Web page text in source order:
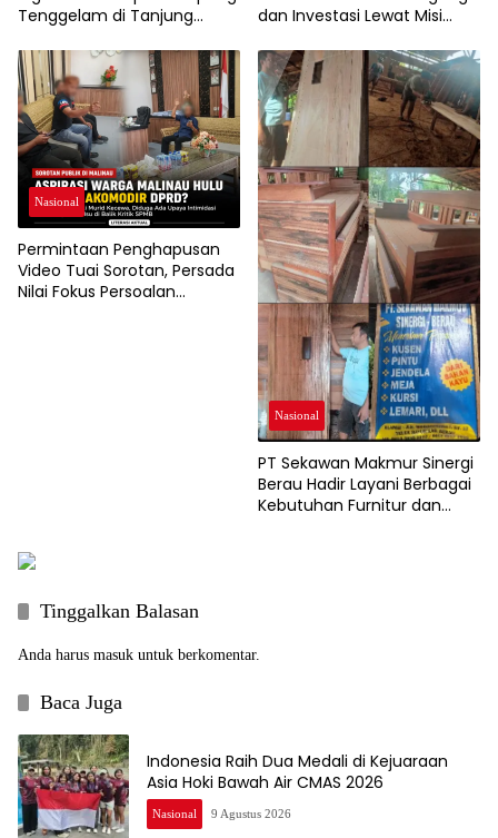
Tenggelam di Tanjung
dan Investasi Lewat Misi
Nasional
Permintaan Penghapusan
Video Tuai Sorotan, Persada
Nilai Fokus Persoalan
Nasional
PT Sekawan Makmur Sinergi
Berau Hadir Layani Berbagai
Kebutuhan Furnitur dan
Tinggalkan Balasan
Anda harus masuk untuk berkomentar.
Baca Juga
Indonesia Raih Dua Medali di Kejuaraan
Asia Hoki Bawah Air CMAS 2026
Nasional 9 Agustus 2026